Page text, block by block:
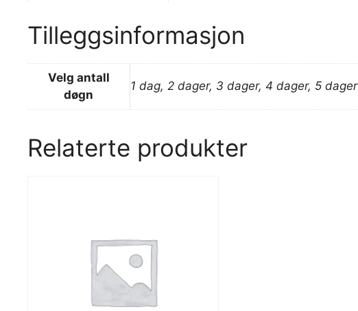
Tilleggsinformasjon
Velg antall
døgn
1 dag, 2 dager, 3 dager, 4 dager, 5 dager
Relaterte produkter